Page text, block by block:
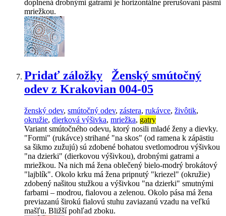
doplnená drobnými gatrami je horizontálne prerušovaní pásmi
mriežkou.
Pridať záložky
Ženský smútočný
odev z Krakovian 004-05
ženský odev, smútočný odev, zástera, rukávce, živôtik,
okružie, dierková výšivka, mriežka, gatry
Variant smútočného odevu, ktorý nosili mladé ženy a dievky.
"Formi" (rukávce) strihané "na skos" (od ramena k zápästiu
sa šikmo zužujú) sú zdobené bohatou svetlomodrou výšivkou
"na dzierki" (dierkovou výšivkou), drobnými gatrami a
mriežkou. Na nich má žena oblečený bielo-modrý brokátový
"lajblík". Okolo krku má žena pripnutý "kriezel" (okružie)
zdobený našitou stužkou a výšivkou "na dzierki" smutnými
farbami – modrou, fialovou a zelenou. Okolo pása má žena
previazanú širokú fialovú stuhu zaviazanú vzadu na veľkú
mašľu. Bližší pohľad zboku.